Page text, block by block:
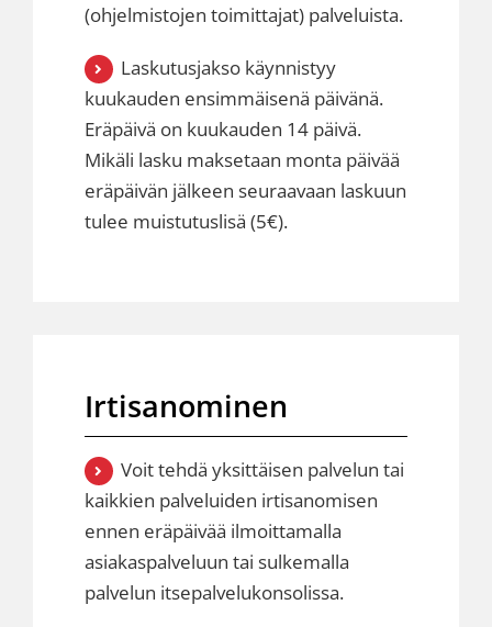
(ohjelmistojen toimittajat) palveluista.
Laskutusjakso käynnistyy
kuukauden ensimmäisenä päivänä.
Eräpäivä on kuukauden 14 päivä.
Mikäli lasku maksetaan monta päivää
eräpäivän jälkeen seuraavaan laskuun
tulee muistutuslisä (5€).
Irtisanominen
Voit tehdä yksittäisen palvelun tai
kaikkien palveluiden irtisanomisen
ennen eräpäivää ilmoittamalla
asiakaspalveluun tai sulkemalla
palvelun itsepalvelukonsolissa.